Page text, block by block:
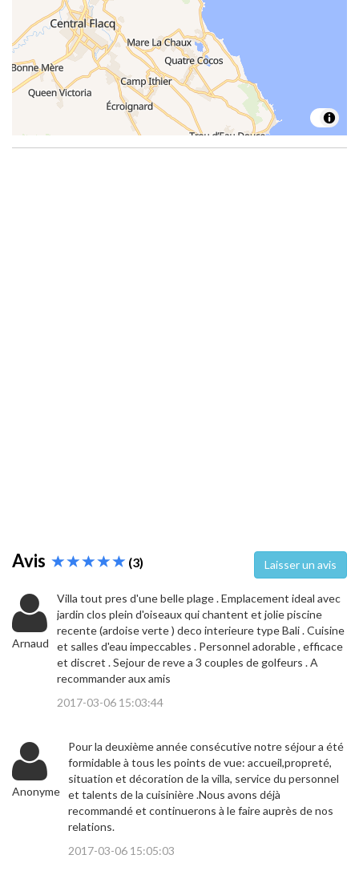
Avis (3) Laisser un avis
Arnaud
Villa tout pres d'une belle plage . Emplacement ideal avec
jardin clos plein d'oiseaux qui chantent et jolie piscine
recente (ardoise verte ) deco interieure type Bali . Cuisine
et salles d'eau impeccables . Personnel adorable , efficace
et discret . Sejour de reve a 3 couples de golfeurs . A
recommander aux amis
2017-03-06 15:03:44
Anonyme
Pour la deuxième année consécutive notre séjour a été
formidable à tous les points de vue: accueil,propreté,
situation et décoration de la villa, service du personnel
et talents de la cuisinière .Nous avons déjà
recommandé et continuerons à le faire auprès de nos
relations.
2017-03-06 15:05:03